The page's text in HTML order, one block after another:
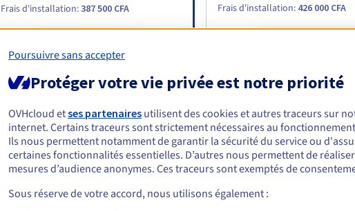
Frais d'installation:387 500 CFA
Spécifications:
Processeur:AMD EPYC 9355
Coeurs / Threads:32c / 64t
Fréquence:3.55GHz / 4.4GHz
RAM:128GB DDR5 ECC 4800MHz
Frais d'installation: 426 000 CFA
Spécifications:
Processeur:AMD EPYC 9455
Coeurs / Threads:48c / 96t
Fréquence:3.15GHz / 4.4GHz
RAM: 128GB DDR5 ECC
Poursuivre sans accepter
Protéger votre vie privée est notre priorité
OVHcloud etses partenaires utilisent des cookies et autres traceurs sur
internet. Certains traceurs sont strictement nécessaires au
Ils nous permettent notamment de garantir la sécurité du service ou
certaines fonctionnalités essentielles. D’autres nous permettent de
mesures d’audience anonymes. Ces traceurs sont exemptés de
Sous réserve de votre accord, nous utilisons également :